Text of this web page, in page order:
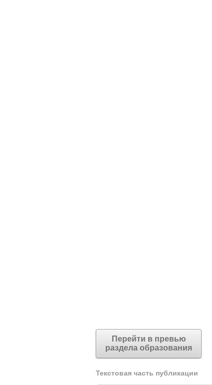
Перейти в превью
раздела образования
Текстовая часть публикации